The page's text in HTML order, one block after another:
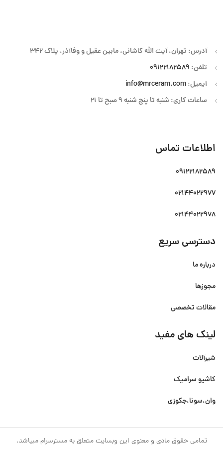
آدرس: تهران، آیت الله کاشانی، مابین عقیل و وفاآذر، پلاک 342
تلفن: 09122182589
ایمیل:info@mrceram.com
ساعات کاری: شنبه تا پنج شنبه 9 صبح تا 21
اطلاعات تماس
09122182589
02144022977
02144022978
دسترسی سریع
درباره ما
مجوزها
مقالات تخصصی
لینک های مفید
شیرآلات
کاشیو سرامیک
وان،سونا،جکوزی
تمامی حقوق مادی و معنوی این وبسایت متعلق به مسترسرام میباشد.